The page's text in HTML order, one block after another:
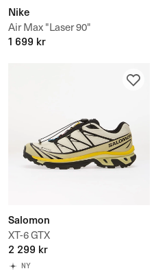
Nike
Air Max "Laser 90"
1 699 kr
Salomon
XT-6 GTX
2 299 kr
NY